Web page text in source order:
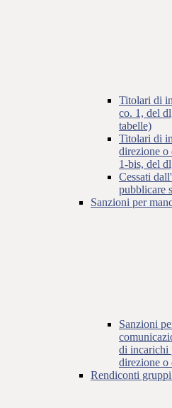
Titolari di
co. 1, del
tabelle)
Titolari di
direzione o
1-bis, del
Cessati
pubblicare
Sanzioni per
Sanzioni
di incarichi
direzione o
Rendiconti